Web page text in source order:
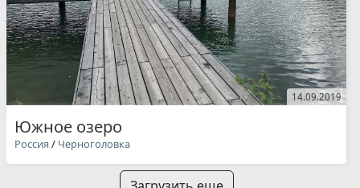
14.09.2019
Южное озеро
Россия / Черноголовка